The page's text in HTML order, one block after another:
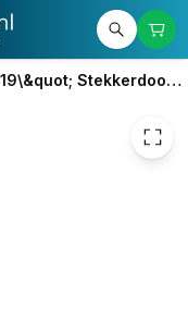
ACT PD3005 19\&quot; Stekkerdoos PDU